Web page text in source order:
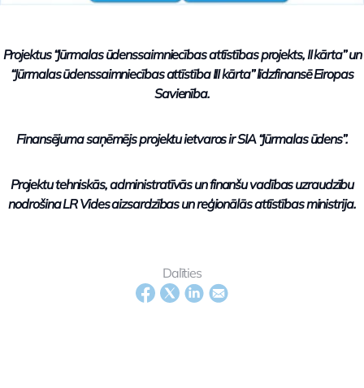
Projektus “Jūrmalas ūdenssaimniecības attīstības projekts, II kārta” un
“Jūrmalas ūdenssaimniecības attīstība III kārta”līdzfinansē Eiropas
Savienība.
Finansējuma saņēmējs projektu ietvaros ir SIA “Jūrmalas ūdens”.
Projektu tehniskās, administratīvās un finanšu vadības uzraudzību
nodrošina LR Vides aizsardzības un reģionālās attīstības ministrija.
Dalīties